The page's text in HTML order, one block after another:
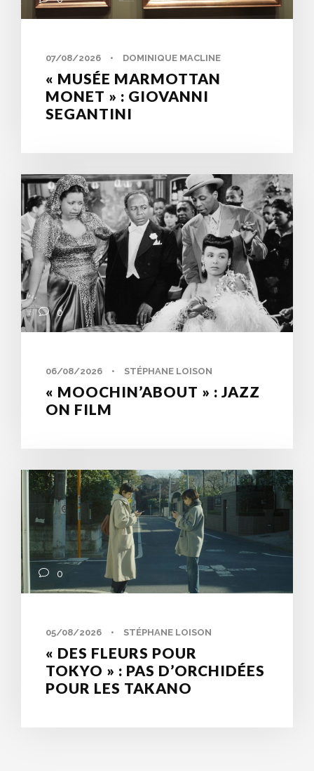
07/08/2026 • DOMINIQUE MACLINE
« MUSÉE MARMOTTAN
MONET » : GIOVANNI
SEGANTINI
0
06/08/2026 • STÉPHANE LOISON
« MOOCHIN’ABOUT » : JAZZ
ON FILM
0
05/08/2026 • STÉPHANE LOISON
« DES FLEURS POUR
TOKYO » : PAS D’ORCHIDÉES
POUR LES TAKANO